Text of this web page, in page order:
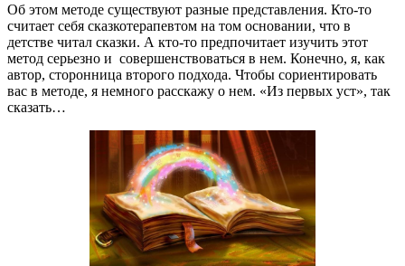
Об этом методе существуют разные представления. Кто-то
считает себя сказкотерапевтом на том основании, что в
детстве читал сказки. А кто-то предпочитает изучить этот
метод серьезно и совершенствоваться в нем. Конечно, я, как
автор, сторонница второго подхода. Чтобы сориентировать
вас в методе, я немного расскажу о нем. «Из первых уст», так
сказать…